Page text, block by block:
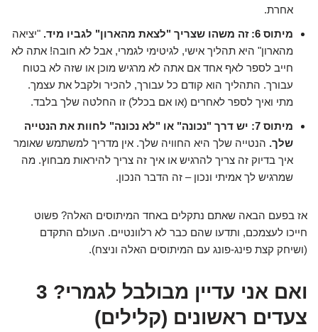
אחרת.
מיתוס 6: זה משהו שצריך "לצאת מהארון" לגביו מיד.
"יציאה
מהארון" היא תהליך אישי, לגיטימי לגמרי, אבל לא חובה! אתה לא
חייב לספר לאף אחד אם אתה לא מרגיש מוכן או שזה לא בטוח
עבורך. התהליך הוא קודם כל עבורך, להכיר ולקבל את עצמך.
מתי ואיך לספר לאחרים (או אם בכלל) זו החלטה שלך בלבד.
מיתוס 7: יש דרך "נכונה" או "לא נכונה" לחוות את הנטייה
שלך. הנטייה שלך היא החוויה שלך. אין מדריך למשתמש שאומר
איך בדיוק זה צריך להרגיש או איך זה צריך להיראות מבחוץ. מה
שמרגיש לך אמיתי ונכון – זה הדבר הנכון.
אז בפעם הבאה שאתם נתקלים באחד המיתוסים האלה? פשוט
חייכו לעצמכם, ותדעו שהם כבר לא רלוונטיים. העולם התקדם
(ושיחק קצת פינג-פונג עם המיתוסים האלה וניצח).
ואם אני עדיין מבולבל לגמרי? 3
צעדים ראשונים (קלילים)